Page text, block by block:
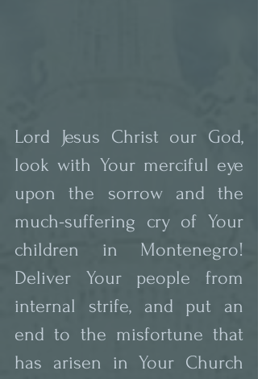
Lord Jesus Christ our God,
look with Your merciful eye
upon the sorrow and the
much-suffering cry of Your
children in Montenegro!
Deliver Your people from
internal strife, and put an
end to the misfortune that
has arisen in Your Church